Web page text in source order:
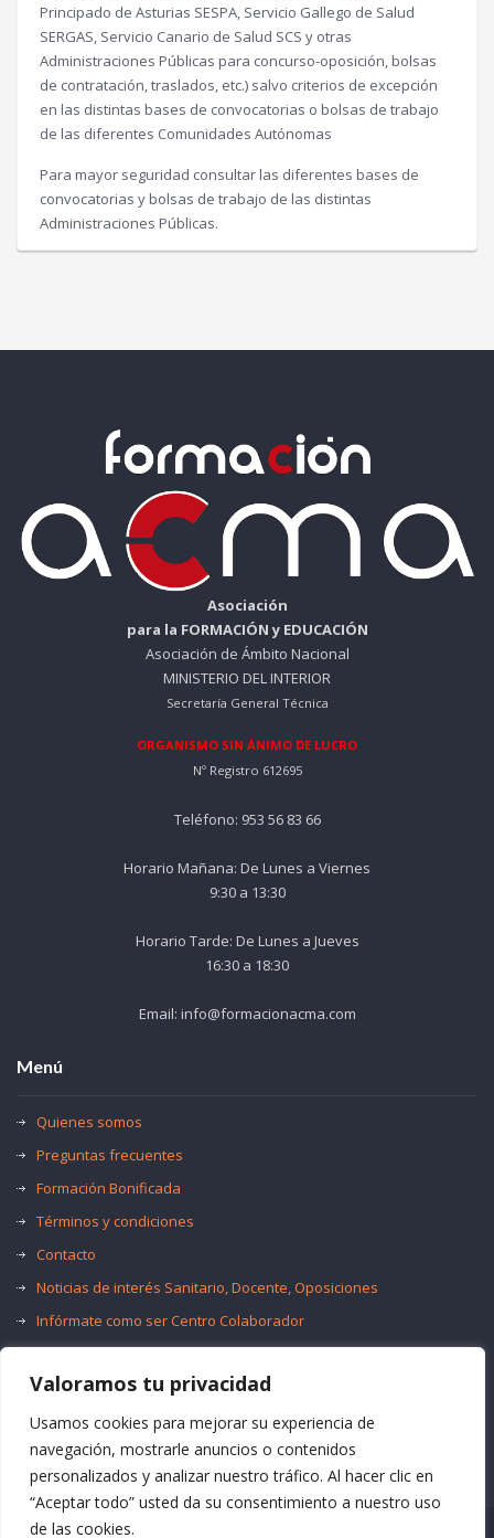
Valoramos tu privacidad
Usamos cookies para mejorar su experiencia de
navegación, mostrarle anuncios o contenidos
personalizados y analizar nuestro tráfico. Al hacer clic en
“Aceptar todo” usted da su consentimiento a nuestro uso
de las cookies.
Principado de Asturias SESPA, Servicio Gallego de Salud
SERGAS, Servicio Canario de Salud SCS y otras
Administraciones Públicas para concurso-oposición, bolsas
de contratación, traslados, etc.) salvo criterios de excepción
en las distintas bases de convocatorias o bolsas de trabajo
de las diferentes Comunidades Autónomas
Para mayor seguridad consultar las diferentes bases de
convocatorias y bolsas de trabajo de las distintas
Administraciones Públicas.
Asociación
para la FORMACIÓN y EDUCACIÓN
Asociación de Ámbito Nacional
MINISTERIO DEL INTERIOR
Secretaría General Técnica
ORGANISMO SIN ÁNIMO DE LUCRO
Nº Registro 612695
Teléfono: 953 56 83 66
Horario Mañana: De Lunes a Viernes
9:30 a 13:30
Horario Tarde: De Lunes a Jueves
16:30 a 18:30
Email: info@formacionacma.com
Menú
Quienes somos
Preguntas frecuentes
Formación Bonificada
Términos y condiciones
Contacto
Noticias de interés Sanitario, Docente, Oposiciones
Infórmate como ser Centro Colaborador
Trabaja con nosotros
Oferta de Empleo Público
Bolsas de Empleo